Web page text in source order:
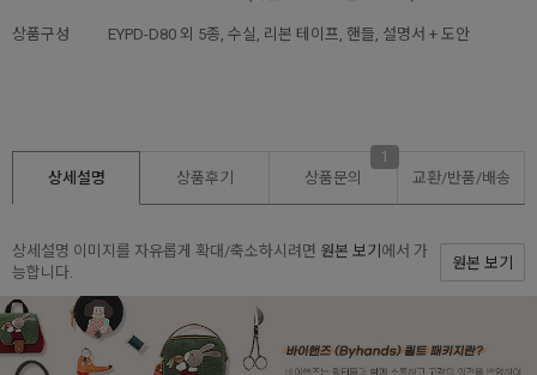
상품구성 EYPD-D80 외 5종, 수실, 리본 테이프, 핸들, 설명서 + 도안
상세설명 상품후기 상품문의
1
교환/반품/배송
상세설명 이미지를 자유롭게 확대/축소하시려면 원본 보기 에서 가
능합니다.
원본 보기